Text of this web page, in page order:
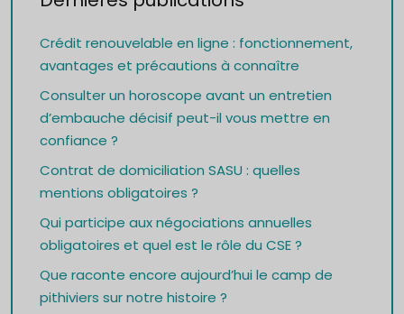
Crédit renouvelable en ligne : fonctionnement,
avantages et précautions à connaître
Consulter un horoscope avant un entretien
d’embauche décisif peut-il vous mettre en
confiance ?
Contrat de domiciliation SASU : quelles
mentions obligatoires ?
Qui participe aux négociations annuelles
obligatoires et quel est le rôle du CSE ?
Que raconte encore aujourd’hui le camp de
pithiviers sur notre histoire ?